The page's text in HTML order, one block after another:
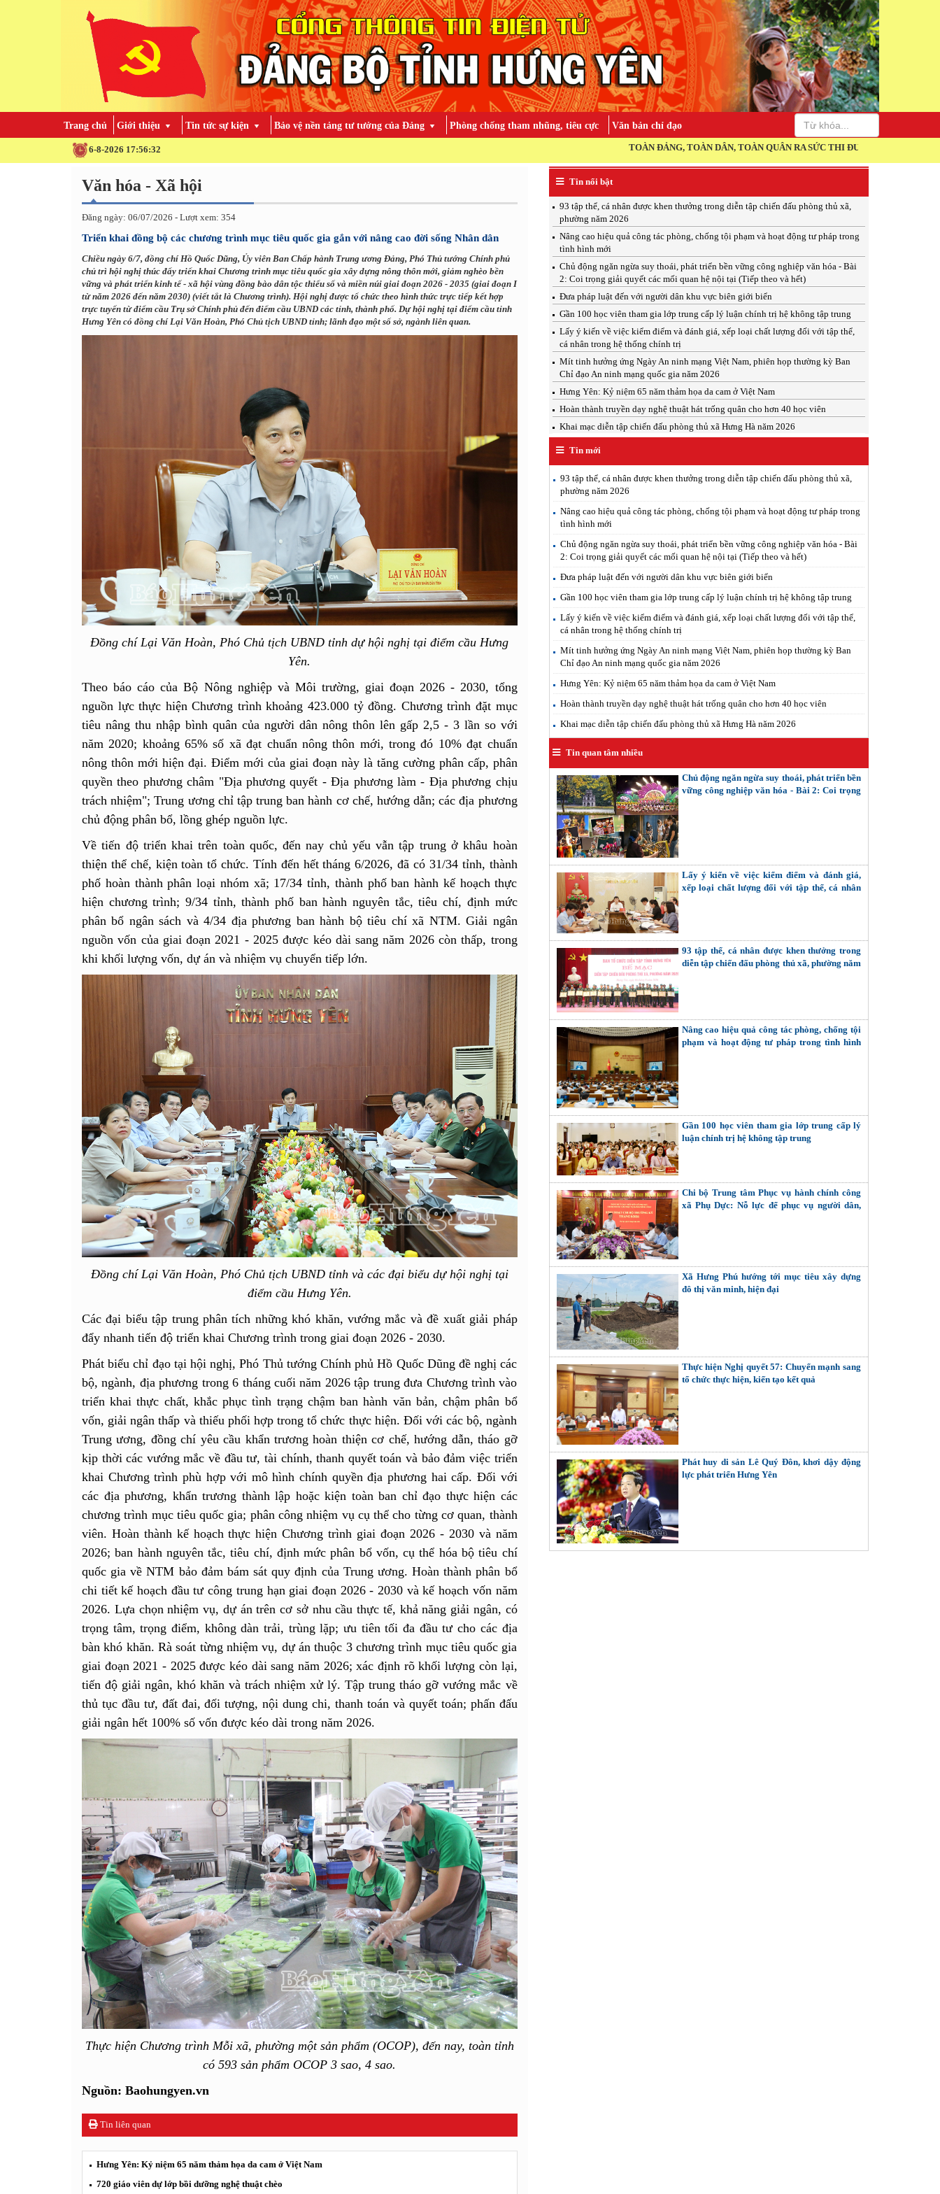
Trang chủ Giới thiệu Tin tức sự kiện Bảo vệ nền tảng tư tưởng của Đảng Phòng chống tham nhũng, tiêu cực Văn bản chỉ đạo
6-8-2026 17:56:34 TOÀN ĐẢNG, TOÀN DÂN, TOÀN QUÂN RA SỨC THI ĐUA THỰC HIỆN THẮNG LỢI NGHỊ
Văn hóa - Xã hội
Đăng ngày: 06/07/2026 - Lượt xem: 354
Triển khai đồng bộ các chương trình mục tiêu quốc gia gắn với nâng cao đời sống Nhân dân
Chiều ngày 6/7, đồng chí Hồ Quốc Dũng, Ủy viên Ban Chấp hành Trung ương Đảng, Phó Thủ tướng Chính phủ
chủ trì hội nghị thúc đẩy triển khai Chương trình mục tiêu quốc gia xây dựng nông thôn mới, giảm nghèo bền
vững và phát triển kinh tế - xã hội vùng đồng bào dân tộc thiểu số và miền núi giai đoạn 2026 - 2035 (giai đoạn I
từ năm 2026 đến năm 2030) (viết tắt là Chương trình). Hội nghị được tổ chức theo hình thức trực tiếp kết hợp
trực tuyến từ điểm cầu Trụ sở Chính phủ đến điểm cầu UBND các tỉnh, thành phố. Dự hội nghị tại điểm cầu tỉnh
Hưng Yên có đồng chí Lại Văn Hoàn, Phó Chủ tịch UBND tỉnh; lãnh đạo một số sở, ngành liên quan.
Đồng chí Lại Văn Hoàn, Phó Chủ tịch UBND tỉnh dự hội nghị tại điểm cầu Hưng
Yên.
Theo báo cáo của Bộ Nông nghiệp và Môi trường, giai đoạn 2026 - 2030, tổng
nguồn lực thực hiện Chương trình khoảng 423.000 tỷ đồng. Chương trình đặt mục
tiêu nâng thu nhập bình quân của người dân nông thôn lên gấp 2,5 - 3 lần so với
năm 2020; khoảng 65% số xã đạt chuẩn nông thôn mới, trong đó 10% đạt chuẩn
nông thôn mới hiện đại. Điểm mới của giai đoạn này là tăng cường phân cấp, phân
quyền theo phương châm "Địa phương quyết - Địa phương làm - Địa phương chịu
trách nhiệm"; Trung ương chỉ tập trung ban hành cơ chế, hướng dẫn; các địa phương
chủ động phân bổ, lồng ghép nguồn lực.
Về tiến độ triển khai trên toàn quốc, đến nay chủ yếu vẫn tập trung ở khâu hoàn
thiện thể chế, kiện toàn tổ chức. Tính đến hết tháng 6/2026, đã có 31/34 tỉnh, thành
phố hoàn thành phân loại nhóm xã; 17/34 tỉnh, thành phố ban hành kế hoạch thực
hiện chương trình; 9/34 tỉnh, thành phố ban hành nguyên tắc, tiêu chí, định mức
phân bổ ngân sách và 4/34 địa phương ban hành bộ tiêu chí xã NTM. Giải ngân
nguồn vốn của giai đoạn 2021 - 2025 được kéo dài sang năm 2026 còn thấp, trong
khi khối lượng vốn, dự án và nhiệm vụ chuyển tiếp lớn.
Đồng chí Lại Văn Hoàn, Phó Chủ tịch UBND tỉnh và các đại biểu dự hội nghị tại
điểm cầu Hưng Yên.
Các đại biểu tập trung phân tích những khó khăn, vướng mắc và đề xuất giải pháp
đẩy nhanh tiến độ triển khai Chương trình trong giai đoạn 2026 - 2030.
Phát biểu chỉ đạo tại hội nghị, Phó Thủ tướng Chính phủ Hồ Quốc Dũng đề nghị các
bộ, ngành, địa phương trong 6 tháng cuối năm 2026 tập trung đưa Chương trình vào
triển khai thực chất, khắc phục tình trạng chậm ban hành văn bản, chậm phân bổ
vốn, giải ngân thấp và thiếu phối hợp trong tổ chức thực hiện. Đối với các bộ, ngành
Trung ương, đồng chí yêu cầu khẩn trương hoàn thiện cơ chế, hướng dẫn, tháo gỡ
kịp thời các vướng mắc về đầu tư, tài chính, thanh quyết toán và bảo đảm việc triển
khai Chương trình phù hợp với mô hình chính quyền địa phương hai cấp. Đối với
các địa phương, khẩn trương thành lập hoặc kiện toàn ban chỉ đạo thực hiện các
chương trình mục tiêu quốc gia; phân công nhiệm vụ cụ thể cho từng cơ quan, thành
viên. Hoàn thành kế hoạch thực hiện Chương trình giai đoạn 2026 - 2030 và năm
2026; ban hành nguyên tắc, tiêu chí, định mức phân bổ vốn, cụ thể hóa bộ tiêu chí
quốc gia về NTM bảo đảm bám sát quy định của Trung ương. Hoàn thành phân bổ
chi tiết kế hoạch đầu tư công trung hạn giai đoạn 2026 - 2030 và kế hoạch vốn năm
2026. Lựa chọn nhiệm vụ, dự án trên cơ sở nhu cầu thực tế, khả năng giải ngân, có
trọng tâm, trọng điểm, không dàn trải, trùng lặp; ưu tiên tối đa đầu tư cho các địa
bàn khó khăn. Rà soát từng nhiệm vụ, dự án thuộc 3 chương trình mục tiêu quốc gia
giai đoạn 2021 - 2025 được kéo dài sang năm 2026; xác định rõ khối lượng còn lại,
tiến độ giải ngân, khó khăn và trách nhiệm xử lý. Tập trung tháo gỡ vướng mắc về
thủ tục đầu tư, đất đai, đối tượng, nội dung chi, thanh toán và quyết toán; phấn đấu
giải ngân hết 100% số vốn được kéo dài trong năm 2026.
Thực hiện Chương trình Mỗi xã, phường một sản phẩm (OCOP), đến nay, toàn tỉnh
có 593 sản phẩm OCOP 3 sao, 4 sao.
Nguồn: Baohungyen.vn
Tin liên quan
Hưng Yên: Kỷ niệm 65 năm thảm họa da cam ở Việt Nam
720 giáo viên dự lớp bồi dưỡng nghệ thuật chèo
Tin nổi bật
93 tập thể, cá nhân được khen thưởng trong diễn tập chiến đấu phòng thủ xã,
phường năm 2026
Nâng cao hiệu quả công tác phòng, chống tội phạm và hoạt động tư pháp trong
tình hình mới
Chủ động ngăn ngừa suy thoái, phát triển bền vững công nghiệp văn hóa - Bài
2: Coi trọng giải quyết các mối quan hệ nội tại (Tiếp theo và hết)
Đưa pháp luật đến với người dân khu vực biên giới biển
Gần 100 học viên tham gia lớp trung cấp lý luận chính trị hệ không tập trung
Lấy ý kiến về việc kiểm điểm và đánh giá, xếp loại chất lượng đối với tập thể,
cá nhân trong hệ thống chính trị
Mít tinh hưởng ứng Ngày An ninh mạng Việt Nam, phiên họp thường kỳ Ban
Chỉ đạo An ninh mạng quốc gia năm 2026
Hưng Yên: Kỷ niệm 65 năm thảm họa da cam ở Việt Nam
Hoàn thành truyền dạy nghệ thuật hát trống quân cho hơn 40 học viên
Khai mạc diễn tập chiến đấu phòng thủ xã Hưng Hà năm 2026
Tin mới
93 tập thể, cá nhân được khen thưởng trong diễn tập chiến đấu phòng thủ xã,
phường năm 2026
Nâng cao hiệu quả công tác phòng, chống tội phạm và hoạt động tư pháp trong
tình hình mới
Chủ động ngăn ngừa suy thoái, phát triển bền vững công nghiệp văn hóa - Bài
2: Coi trọng giải quyết các mối quan hệ nội tại (Tiếp theo và hết)
Đưa pháp luật đến với người dân khu vực biên giới biển
Gần 100 học viên tham gia lớp trung cấp lý luận chính trị hệ không tập trung
Lấy ý kiến về việc kiểm điểm và đánh giá, xếp loại chất lượng đối với tập thể,
cá nhân trong hệ thống chính trị
Mít tinh hưởng ứng Ngày An ninh mạng Việt Nam, phiên họp thường kỳ Ban
Chỉ đạo An ninh mạng quốc gia năm 2026
Hưng Yên: Kỷ niệm 65 năm thảm họa da cam ở Việt Nam
Hoàn thành truyền dạy nghệ thuật hát trống quân cho hơn 40 học viên
Khai mạc diễn tập chiến đấu phòng thủ xã Hưng Hà năm 2026
Tin quan tâm nhiều
Chủ động ngăn ngừa suy thoái, phát triển bền
vững công nghiệp văn hóa - Bài 2: Coi trọng
Lấy ý kiến về việc kiểm điểm và đánh giá,
xếp loại chất lượng đối với tập thể, cá nhân
93 tập thể, cá nhân được khen thưởng trong
diễn tập chiến đấu phòng thủ xã, phường năm
Nâng cao hiệu quả công tác phòng, chống tội
phạm và hoạt động tư pháp trong tình hình
Gần 100 học viên tham gia lớp trung cấp lý
luận chính trị hệ không tập trung
Chi bộ Trung tâm Phục vụ hành chính công
xã Phụ Dực: Nỗ lực để phục vụ người dân,
Xã Hưng Phú hướng tới mục tiêu xây dựng
đô thị văn minh, hiện đại
Thực hiện Nghị quyết 57: Chuyển mạnh sang
tổ chức thực hiện, kiến tạo kết quả
Phát huy di sản Lê Quý Đôn, khơi dậy động
lực phát triển Hưng Yên